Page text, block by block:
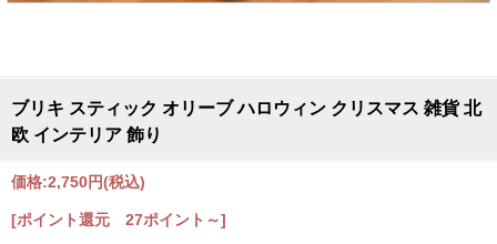
ブリキ スティック オリーブ ハロウィン クリスマス 雑貨 北
欧 インテリア 飾り
価格:2,750円(税込)
[ポイント還元 27ポイント～]